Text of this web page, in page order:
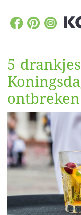
5
ontbreken